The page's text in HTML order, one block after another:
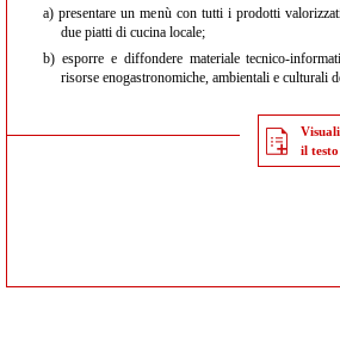
a) presentare un menù con tutti i prodotti
due piatti di cucina locale;
b) esporre e diffondere materiale tecnico-
risorse enogastronomiche, ambientali e culturali
il testo